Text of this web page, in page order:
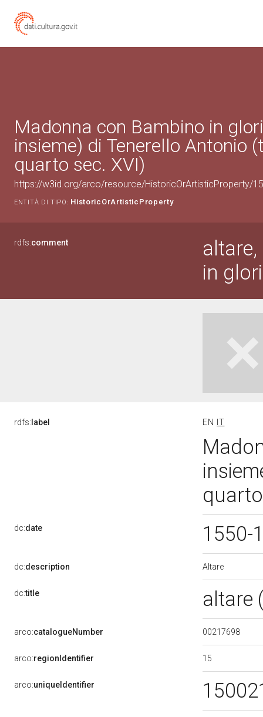
Madonna con Bambino in
insieme) di Tenerello Antonio
quarto sec. XVI)
https://w3id.org/arco/resource/HistoricOrArtisticProperty/
ENTITÀ DI TIPO: HistoricOrArtisticProperty
rdfs:comment
in
rdfs: label EN IT
dc:date 1550-
dc:description Altare
dc:title altare
arco:catalogueNumber 00217698
arco:regionIdentifier 15
arco:uniqueIdentifier